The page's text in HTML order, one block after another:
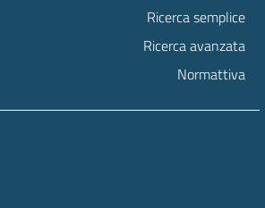
Ricerca semplice
Ricerca avanzata
Normattiva